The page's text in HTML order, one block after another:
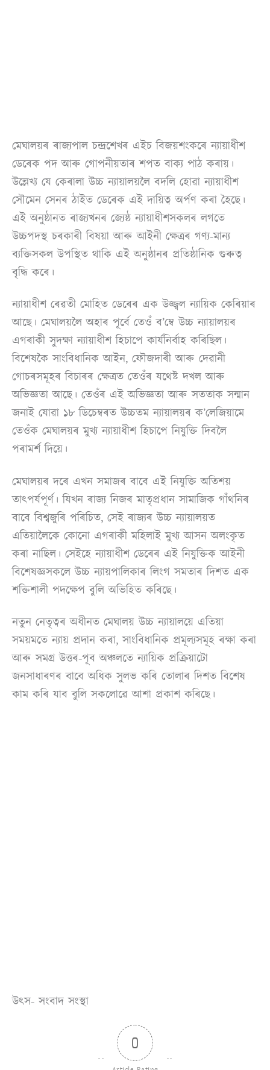
মেঘালয়ৰ ৰাজ্যপাল চন্দ্ৰশেখৰ এইচ বিজয়শংকৰে ন্যায়াধীশ
ডেৰেক পদ আৰু গোপনীয়তাৰ শপত বাক্য পাঠ কৰায়।
উল্লেখ্য যে কেৰালা উচ্চ ন্যায়ালয়লৈ বদলি হোৱা ন্যায়াধীশ
সৌমেন সেনৰ ঠাইত ডেৰেক এই দায়িত্ব অৰ্পণ কৰা হৈছে।
এই অনুষ্ঠানত ৰাজ্যখনৰ জ্যেষ্ঠ ন্যায়াধীশসকলৰ লগতে
উচ্চপদস্থ চৰকাৰী বিষয়া আৰু আইনী ক্ষেত্ৰৰ গণ্য-মান্য
ব্যক্তিসকল উপস্থিত থাকি এই অনুষ্ঠানৰ প্ৰতিষ্ঠানিক গুৰুত্ব
বৃদ্ধি কৰে।
ন্যায়াধীশ ৰেৱতী মোহিত ডেৰেৰ এক উজ্জ্বল ন্যায়িক কেৰিয়াৰ
আছে। মেঘালয়লৈ অহাৰ পূৰ্বে তেওঁ ব’ম্বে উচ্চ ন্যায়ালয়ৰ
এগৰাকী সুদক্ষা ন্যায়াধীশ হিচাপে কাৰ্যনিৰ্বাহ কৰিছিল।
বিশেষকৈ সাংবিধানিক আইন, ফৌজদাৰী আৰু দেৱানী
গোচৰসমূহৰ বিচাৰৰ ক্ষেত্ৰত তেওঁৰ যথেষ্ট দখল আৰু
অভিজ্ঞতা আছে। তেওঁৰ এই অভিজ্ঞতা আৰু সততাক সন্মান
জনাই যোৱা ১৮ ডিচেম্বৰত উচ্চতম ন্যায়ালয়ৰ ক’লেজিয়ামে
তেওঁক মেঘালয়ৰ মুখ্য ন্যায়াধীশ হিচাপে নিযুক্তি দিবলৈ
পৰামৰ্শ দিয়ে।
মেঘালয়ৰ দৰে এখন সমাজৰ বাবে এই নিযুক্তি অতিশয়
তাৎপৰ্যপূৰ্ণ। যিখন ৰাজ্য নিজৰ মাতৃপ্ৰধান সামাজিক গাঁথনিৰ
বাবে বিশ্বজুৰি পৰিচিত, সেই ৰাজ্যৰ উচ্চ ন্যায়ালয়ত
এতিয়ালৈকে কোনো এগৰাকী মহিলাই মুখ্য আসন অলংকৃত
কৰা নাছিল। সেইহে ন্যায়াধীশ ডেৰেৰ এই নিযুক্তিক আইনী
বিশেষজ্ঞসকলে উচ্চ ন্যায়পালিকাৰ লিংগ সমতাৰ দিশত এক
শক্তিশালী পদক্ষেপ বুলি অভিহিত কৰিছে।
নতুন নেতৃত্বৰ অধীনত মেঘালয় উচ্চ ন্যায়ালয়ে এতিয়া
সময়মতে ন্যায় প্ৰদান কৰা, সাংবিধানিক প্ৰমূল্যসমূহ ৰক্ষা কৰা
আৰু সমগ্ৰ উত্তৰ-পূব অঞ্চলতে ন্যায়িক প্ৰক্ৰিয়াটো
জনসাধাৰণৰ বাবে অধিক সুলভ কৰি তোলাৰ দিশত বিশেষ
কাম কৰি যাব বুলি সকলোৱে আশা প্ৰকাশ কৰিছে।
উৎস- সংবাদসংস্থা
0